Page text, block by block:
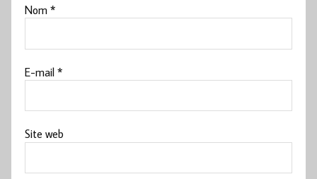
Nom*
E-mail*
Site web